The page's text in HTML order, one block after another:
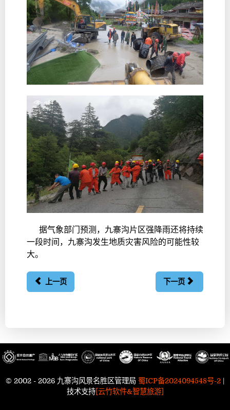
据气象部门预测，九寨沟片区强降雨还将持续
一段时间，九寨沟发生地质灾害风险的可能性较
大。
上一页 下一页
© 2002 - 2026 九寨沟风景名胜区管理局 蜀ICP备2024094548号-2 |
技术支持[云竹软件&智慧旅游]